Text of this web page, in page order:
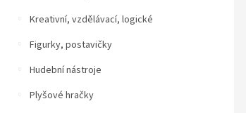
Kreativní, vzdělávací, logické
Figurky, postavičky
Hudební nástroje
Plyšové hračky